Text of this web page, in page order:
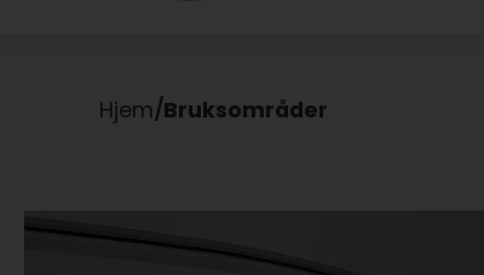
Hjem/Bruksområder